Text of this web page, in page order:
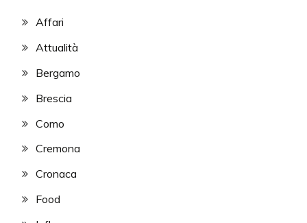
Affari
Attualità
Bergamo
Brescia
Como
Cremona
Cronaca
Food